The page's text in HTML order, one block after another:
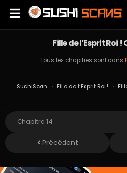
Fille de l’Esprit Roi !
Tous les chapitres sont dans
SushiScan › Fille de l’Esprit Roi ! ›
Précédent